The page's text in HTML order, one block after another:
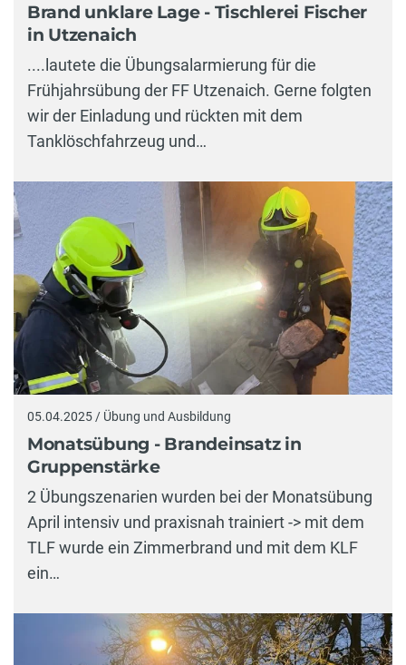
Brand unklare Lage - Tischlerei Fischer
in Utzenaich
....lautete die Übungsalarmierung für die
Frühjahrsübung der FF Utzenaich. Gerne folgten
wir der Einladung und rückten mit dem
Tanklöschfahrzeug und…
05.04.2025 / Übung und Ausbildung
Monatsübung - Brandeinsatz in
Gruppenstärke
2 Übungszenarien wurden bei der Monatsübung
April intensiv und praxisnah trainiert -> mit dem
TLF wurde ein Zimmerbrand und mit dem KLF
ein…